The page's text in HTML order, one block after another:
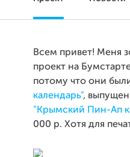
Всем привет! Меня
проект на
потому что они
календарь",
"Крымский Пин-Ап
000 р. Хотя для